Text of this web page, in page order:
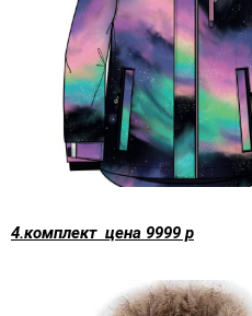
4.комплект цена 9999 р